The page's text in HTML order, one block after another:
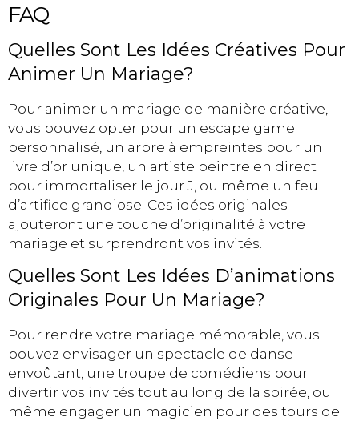
FAQ
Quelles Sont Les Idées Créatives Pour
Animer Un Mariage?
Pour animer un mariage de manière créative,
vous pouvez opter pour un escape game
personnalisé, un arbre à empreintes pour un
livre d’or unique, un artiste peintre en direct
pour immortaliser le jour J, ou même un feu
d’artifice grandiose. Ces idées originales
ajouteront une touche d’originalité à votre
mariage et surprendront vos invités.
Quelles Sont Les Idées D’animations
Originales Pour Un Mariage?
Pour rendre votre mariage mémorable, vous
pouvez envisager un spectacle de danse
envoûtant, une troupe de comédiens pour
divertir vos invités tout au long de la soirée, ou
même engager un magicien pour des tours de